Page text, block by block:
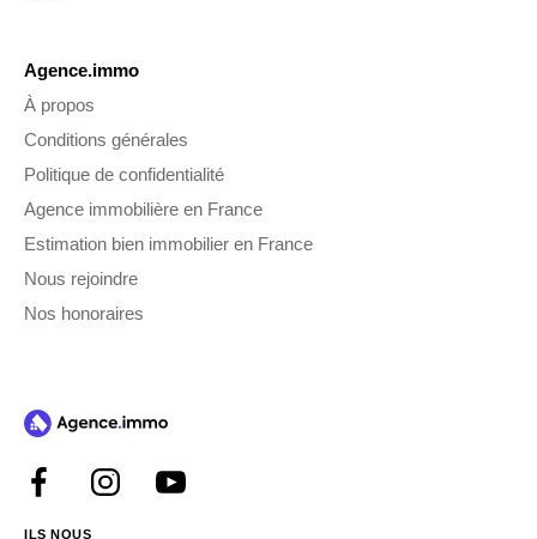
Agence.immo
À propos
Conditions générales
Politique de confidentialité
Agence immobilière en France
Estimation bien immobilier en France
Nous rejoindre
Nos honoraires
ILS NOUS